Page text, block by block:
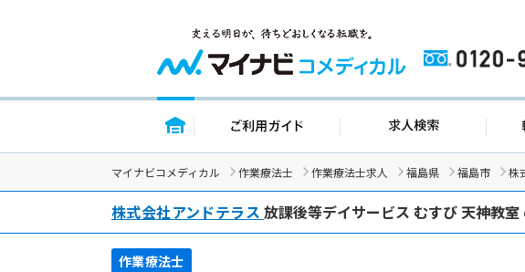
トップページ ご利用ガイド 求人検索
マイナビコメディカル 作業療法士 作業療法士求人 福島県 福島市 株
株式会社アンドテラス 放課後等デイサービス むすび 天神教室
作業療法士